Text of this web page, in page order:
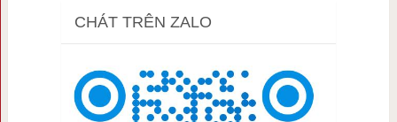
CHÁT TRÊN ZALO